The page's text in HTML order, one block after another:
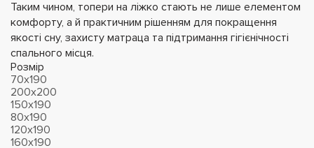
Таким чином, топери на ліжко стають не лише елементом
комфорту, а й практичним рішенням для покращення
якості сну, захисту матраца та підтримання гігієнічності
спального місця.
Розмір
70х190
200х200
150х190
80х190
120х190
160х190